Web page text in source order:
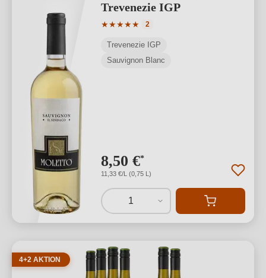
Trevenezie IGP
★★★★★
Durchschnittliche Bewertung von 5
2
Trevenezie IGP
Sauvignon Blanc
8,50 €*
11,33 €/L (0,75 L)
1
4+2 AKTION